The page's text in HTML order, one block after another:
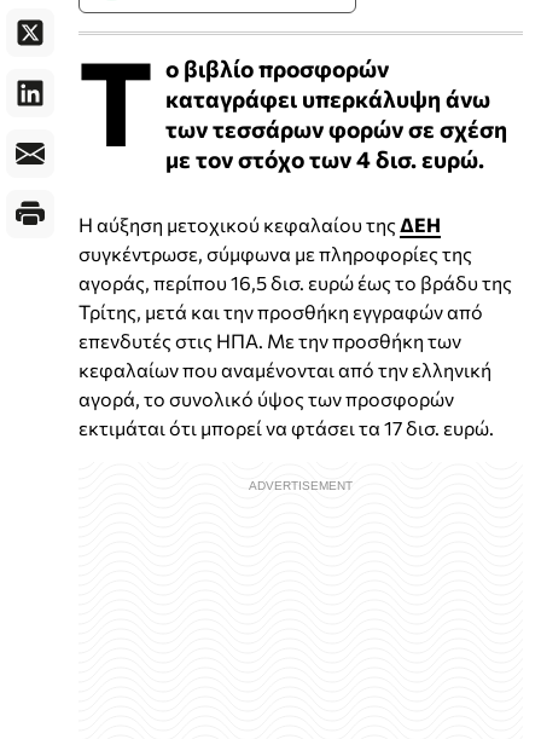
Τ ο βιβλίο προσφορών
καταγράφει υπερκάλυψη άνω
των τεσσάρων φορών σε σχέση
με τον στόχο των 4 δισ. ευρώ.
Η αύξηση μετοχικού κεφαλαίου της ΔΕΗ
συγκέντρωσε, σύμφωνα με πληροφορίες της
αγοράς, περίπου 16,5 δισ. ευρώ έως το βράδυ της
Τρίτης, μετά και την προσθήκη εγγραφών από
επενδυτές στις ΗΠΑ. Με την προσθήκη των
κεφαλαίων που αναμένονται από την ελληνική
αγορά, το συνολικό ύψος των προσφορών
εκτιμάται ότι μπορεί να φτάσει τα 17 δισ. ευρώ.